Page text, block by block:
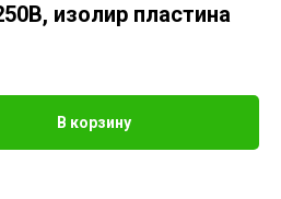
изолир пластина
В корзину